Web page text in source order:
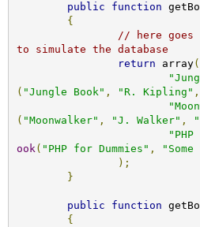
public
function
{
// here goes
to simulate the database
return array(
( "Jungle Book" , "R. Kipling" ,
( "Moonwalker" , "J. Walker" ,
ook( "PHP for Dummies" ,
);
}
public function
{